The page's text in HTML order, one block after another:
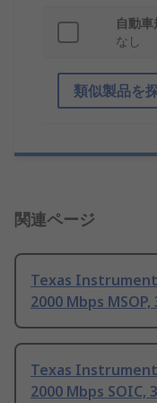
自動
なし
類似製品を
関連ページ
Texas
2000 Mbps MSOP,
Texas
2000 Mbps SOIC,